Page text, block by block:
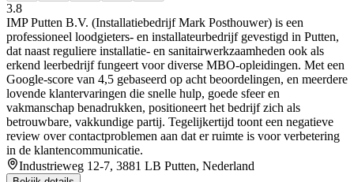
3.8
IMP Putten B.V. (Installatiebedrijf Mark Posthouwer) is een
professioneel loodgieters- en installateurbedrijf gevestigd in Putten,
dat naast reguliere installatie- en sanitairwerkzaamheden ook als
erkend leerbedrijf fungeert voor diverse MBO-opleidingen. Met een
Google‑score van 4,5 gebaseerd op acht beoordelingen, en meerdere
lovende klantervaringen die snelle hulp, goede sfeer en
vakmanschap benadrukken, positioneert het bedrijf zich als
betrouwbare, vakkundige partij. Tegelijkertijd toont een negatieve
review over contactproblemen aan dat er ruimte is voor verbetering
in de klantencommunicatie.
Industrieweg 12-7, 3881 LB Putten, Nederland